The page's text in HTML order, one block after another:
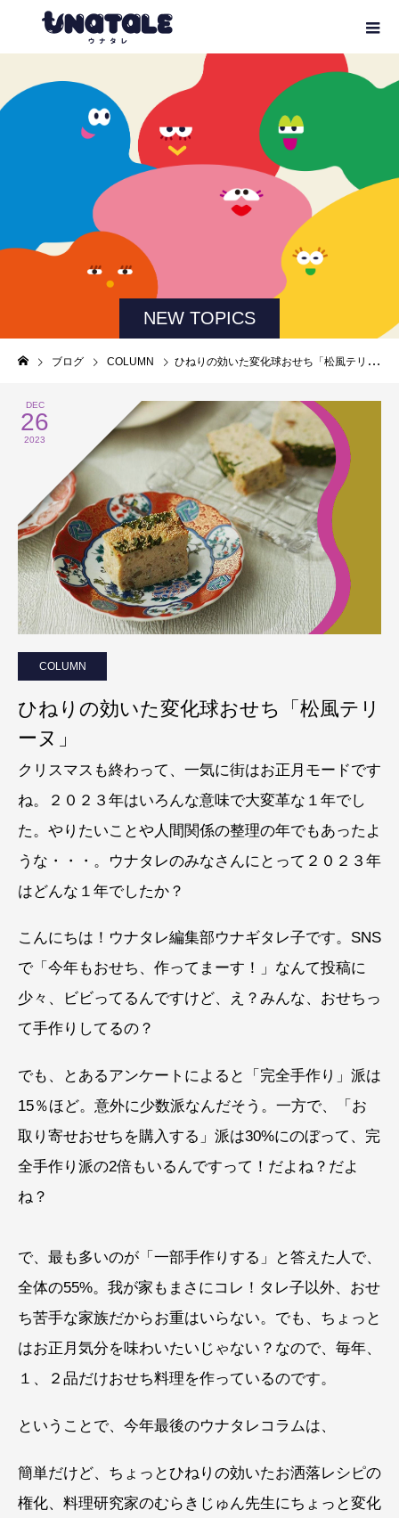
NEW TOPICS
ブログ COLUMN ひねりの効いた変化球おせち「松風テリーヌ」
DEC
26
2023
COLUMN
ひねりの効いた変化球おせち「松風テリ
ーヌ」
クリスマスも終わって、一気に街はお正月モードです
ね。２０２３年はいろんな意味で大変革な１年でし
た。やりたいことや人間関係の整理の年でもあったよ
うな・・・。ウナタレのみなさんにとって２０２３年
はどんな１年でしたか？
こんにちは！ウナタレ編集部ウナギタレ子です。SNS
で「今年もおせち、作ってまーす！」なんて投稿に
少々、ビビってるんですけど、え？みんな、おせちっ
て手作りしてるの？
でも、とあるアンケートによると「完全手作り」派は
15％ほど。意外に少数派なんだそう。一方で、「お
取り寄せおせちを購入する」派は30%にのぼって、完
全手作り派の2倍もいるんですって！だよね？だよ
ね？
で、最も多いのが「一部手作りする」と答えた人で、
全体の55%。我が家もまさにコレ！タレ子以外、おせ
ち苦手な家族だからお重はいらない。でも、ちょっと
はお正月気分を味わいたいじゃない？なので、毎年、
１、２品だけおせち料理を作っているのです。
ということで、今年最後のウナタレコラムは、
簡単だけど、ちょっとひねりの効いたお洒落レシピの
権化、料理研究家のむらきじゅん先生にちょっと変化